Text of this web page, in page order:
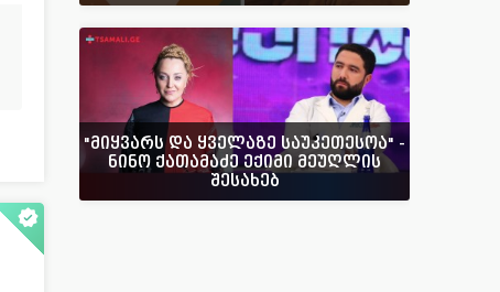
"მიყვარს და ყველაზე საუკეთესოა" -
ნინო ქათამაძე ექიმი მეუღლის
შესახებ